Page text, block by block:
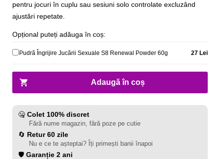
pentru jocuri în cuplu sau sesiuni solo controlate excluzând
ajustări repetate.
Opțional puteți adăuga în coș:
Pudră Îngrijire Jucării Sexuale S8 Renewal Powder 60g 27 Lei
Adaugă în coș
🤐 Colet 100% discret
Fără nume magazin, fără poze pe cutie
🔄 Retur 60 zile
Nu e ce te așteptai? Îți primești banii înapoi
🛡️ Garanție 2 ani